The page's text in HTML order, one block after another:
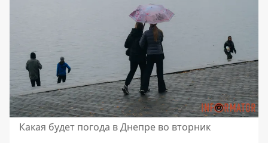
Какая будет погода в Днепре во вторник